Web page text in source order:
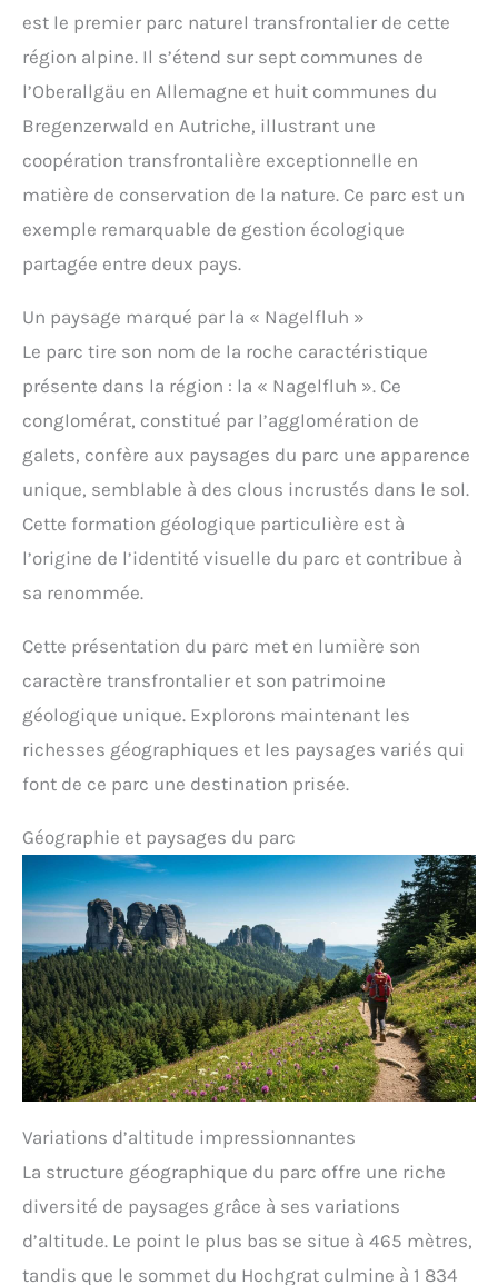
est le premier parc naturel transfrontalier de cette
région alpine. Il s’étend sur sept communes de
l’Oberallgäu en Allemagne et huit communes du
Bregenzerwald en Autriche, illustrant une
coopération transfrontalière exceptionnelle en
matière de conservation de la nature. Ce parc est un
exemple remarquable de gestion écologique
partagée entre deux pays.
Un paysage marqué par la « Nagelfluh »
Le parc tire son nom de la roche caractéristique
présente dans la région : la « Nagelfluh ». Ce
conglomérat, constitué par l’agglomération de
galets, confère aux paysages du parc une apparence
unique, semblable à des clous incrustés dans le sol.
Cette formation géologique particulière est à
l’origine de l’identité visuelle du parc et contribue à
sa renommée.
Cette présentation du parc met en lumière son
caractère transfrontalier et son patrimoine
géologique unique. Explorons maintenant les
richesses géographiques et les paysages variés qui
font de ce parc une destination prisée.
Géographie et paysages du parc
Variations d’altitude impressionnantes
La structure géographique du parc offre une riche
diversité de paysages grâce à ses variations
d’altitude. Le point le plus bas se situe à 465 mètres,
tandis que le sommet du Hochgrat culmine à 1 834